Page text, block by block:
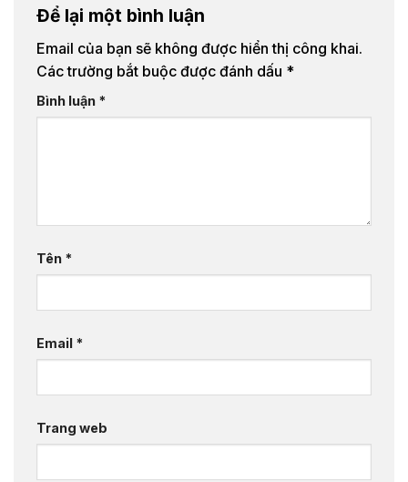
Để lại một bình luận
Email của bạn sẽ không được hiển thị công khai.
Các trường bắt buộc được đánh dấu *
Bình luận *
Tên *
Email *
Trang web